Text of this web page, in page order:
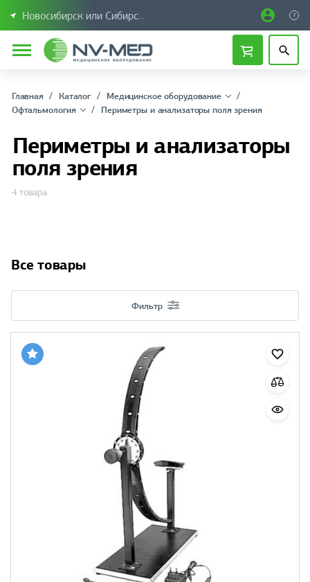
Новосибирск или Сибирский федеральный округ
Главная Каталог
Медицинское оборудование
Офтальмология
Периметры и анализаторы поля зрения
Периметры и анализаторы
поля зрения
4 товара
Все товары
Фильтр